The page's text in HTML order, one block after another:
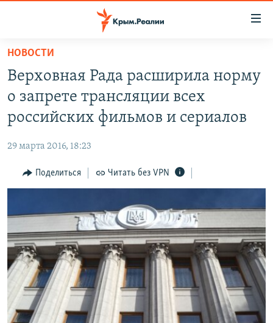
Вернуться
основному
содержанию
главной
навигации
Вернутся
СПЕЦПРОЕКТЫ
ГРУЗ 200
11 ЛЕТ ОККУПАЦИИ КРЫМА. 11 ИСТОРИЙ СОПРОТИВЛЕНИЯ
ЕЩЕ
ИНТЕРАКТИВ
ТЕЛЕПРОЕКТ КРЫМ.РЕАЛИИ
СОВЕТЫ ПРАВОЗАЩИТНИКОВ
ПРОПАВШИЕ БЕЗ ВЕСТИ
ПОБЕДИТЕЛЕЙ НЕ СУДЯТ?
КРЫМ.НЕПОКОРЕННЫЙ
РАДІО СВОБОДА
Українською
Qırımtatar
ПРИСОЕДИНЯЙТЕСЬ!
НОВОСТИ
Верховная Рада расширила норму
о запрете трансляции всех
российских фильмов и сериалов
29 марта 2016, 18:23
Поделиться Читать без VPN